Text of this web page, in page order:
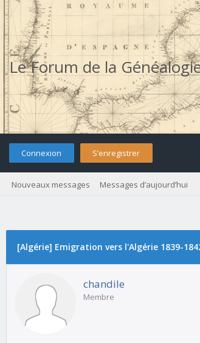
Le Forum de la
Connexion S’enregistrer
Nouveaux messages Messages d’aujourd’hui
[Algérie] Emigration vers l'Algérie 1839-
chandile
Membre